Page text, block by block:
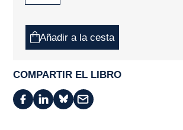
Añadir a la cesta
COMPARTIR EL LIBRO